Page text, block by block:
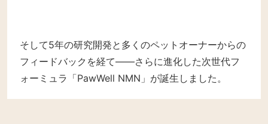
そして5年の研究開発と多くのペットオーナーからの
フィードバックを経て——さらに進化した次世代フ
ォーミュラ「PawWell NMN」が誕生しました。